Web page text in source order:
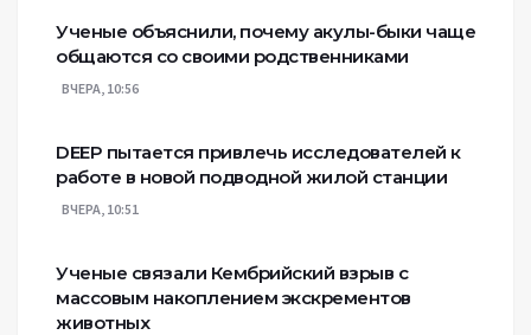
Ученые объяснили, почему акулы-быки чаще
общаются со своими родственниками
ВЧЕРА, 10:56
DEEP пытается привлечь исследователей к
работе в новой подводной жилой станции
ВЧЕРА, 10:51
Ученые связали Кембрийский взрыв с
массовым накоплением экскрементов
животных